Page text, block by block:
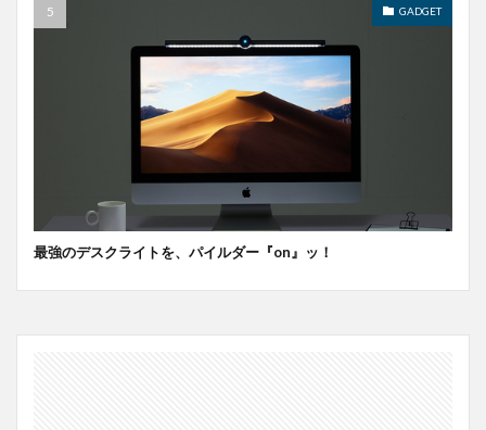
GADGET
最強のデスクライトを、パイルダー『on』ッ！